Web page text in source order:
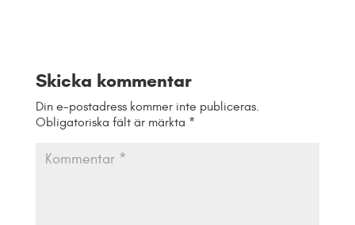
Skicka kommentar
Din e-postadress kommer inte publiceras.
Obligatoriska fält är märkta *